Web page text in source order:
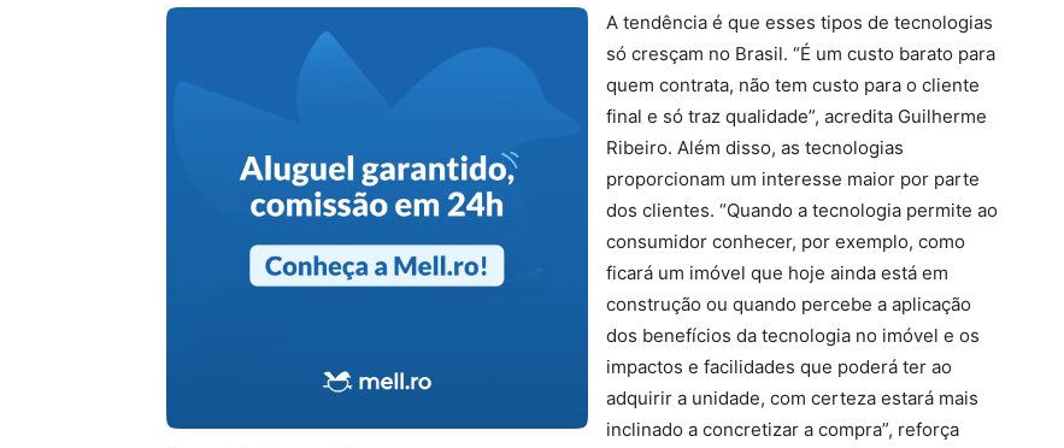
A tendência é que esses tipos de tecnologias
só cresçam no Brasil. “É um custo barato para
quem contrata, não tem custo para o cliente
final e só traz qualidade”, acredita Guilherme
Ribeiro. Além disso, as tecnologias
proporcionam um interesse maior por parte
dos clientes. “Quando a tecnologia permite ao
consumidor conhecer, por exemplo, como
ficará um imóvel que hoje ainda está em
construção ou quando percebe a aplicação
dos benefícios da tecnologia no imóvel e os
impactos e facilidades que poderá ter ao
adquirir a unidade, com certeza estará mais
inclinado a concretizar a compra”, reforça